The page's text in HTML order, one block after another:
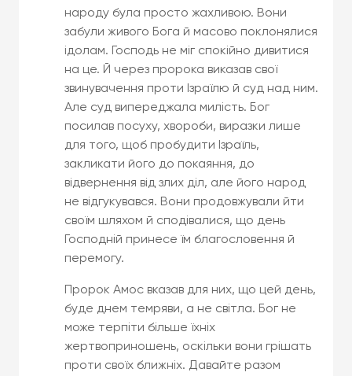
народу була просто жахливою. Вони
забули живого Бога й масово поклонялися
ідолам. Господь не міг спокійно дивитися
на це. Й через пророка виказав свої
звинувачення проти Ізраїлю й суд над ним.
Але суд випереджала милість. Бог
посилав посуху, хвороби, виразки лише
для того, щоб пробудити Ізраїль,
закликати його до покаяння, до
відвернення від злих діл, але його народ
не відгукувався. Вони продовжували йти
своїм шляхом й сподівалися, що день
Господній принесе їм благословення й
перемогу.
Пророк Амос вказав для них, що цей день,
буде днем темряви, а не світла. Бог не
може терпіти більше їхніх
жертвоприношень, оскільки вони грішать
проти своїх ближніх. Давайте разом